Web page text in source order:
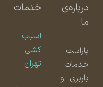
درباره‌ی
باراست
خدمات
باربری و
خدمات
اسباب
کشی
تهران